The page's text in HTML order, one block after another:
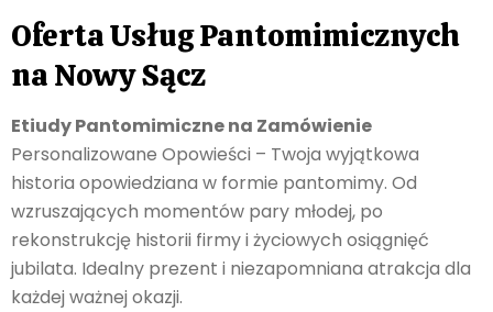
Oferta Usług Pantomimicznych
na Nowy Sącz
Etiudy Pantomimiczne na Zamówienie
Personalizowane Opowieści – Twoja wyjątkowa
historia opowiedziana w formie pantomimy. Od
wzruszających momentów pary młodej, po
rekonstrukcję historii firmy i życiowych osiągnięć
jubilata. Idealny prezent i niezapomniana atrakcja dla
każdej ważnej okazji.